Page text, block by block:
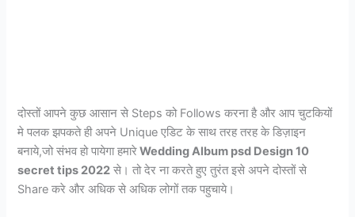
दोस्तों आपने कुछ आसान से Steps को Follows करना है और आप चुटकियों
मे पलक झपकते ही अपने Unique एडिट के साथ तरह तरह के डिज़ाइन
बनाये,जो संभव हो पायेगा हमारेWedding Album psd Design 10
secret tips 2022 से। तो देर ना करते हुए तुरंत इसे अपने दोस्तों से
Share करे और अधिक से अधिक लोगों तक पहुचाये।